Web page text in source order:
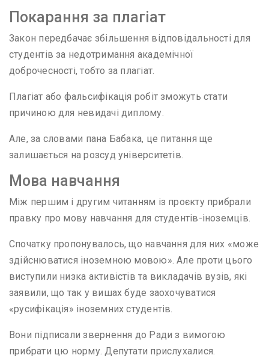
Покарання за плагіат
Закон передбачає збільшення відповідальності для
студентів за недотримання академічної
доброчесності, тобто за плагіат.
Плагіат або фальсифікація робіт зможуть стати
причиною для невидачі диплому.
Але, за словами пана Бабака, це питання ще
залишається на розсуд університетів.
Мова навчання
Між першим і другим читанням із проєкту прибрали
правку про мову навчання для студентів-іноземців.
Спочатку пропонувалось, що навчання для них «може
здійснюватися іноземною мовою». Але проти цього
виступили низка активістів та викладачів вузів, які
заявили, що так у вишах буде заохочуватися
«русифікація» іноземних студентів.
Вони підписали звернення до Ради з вимогою
прибрати цю норму. Депутати прислухалися.